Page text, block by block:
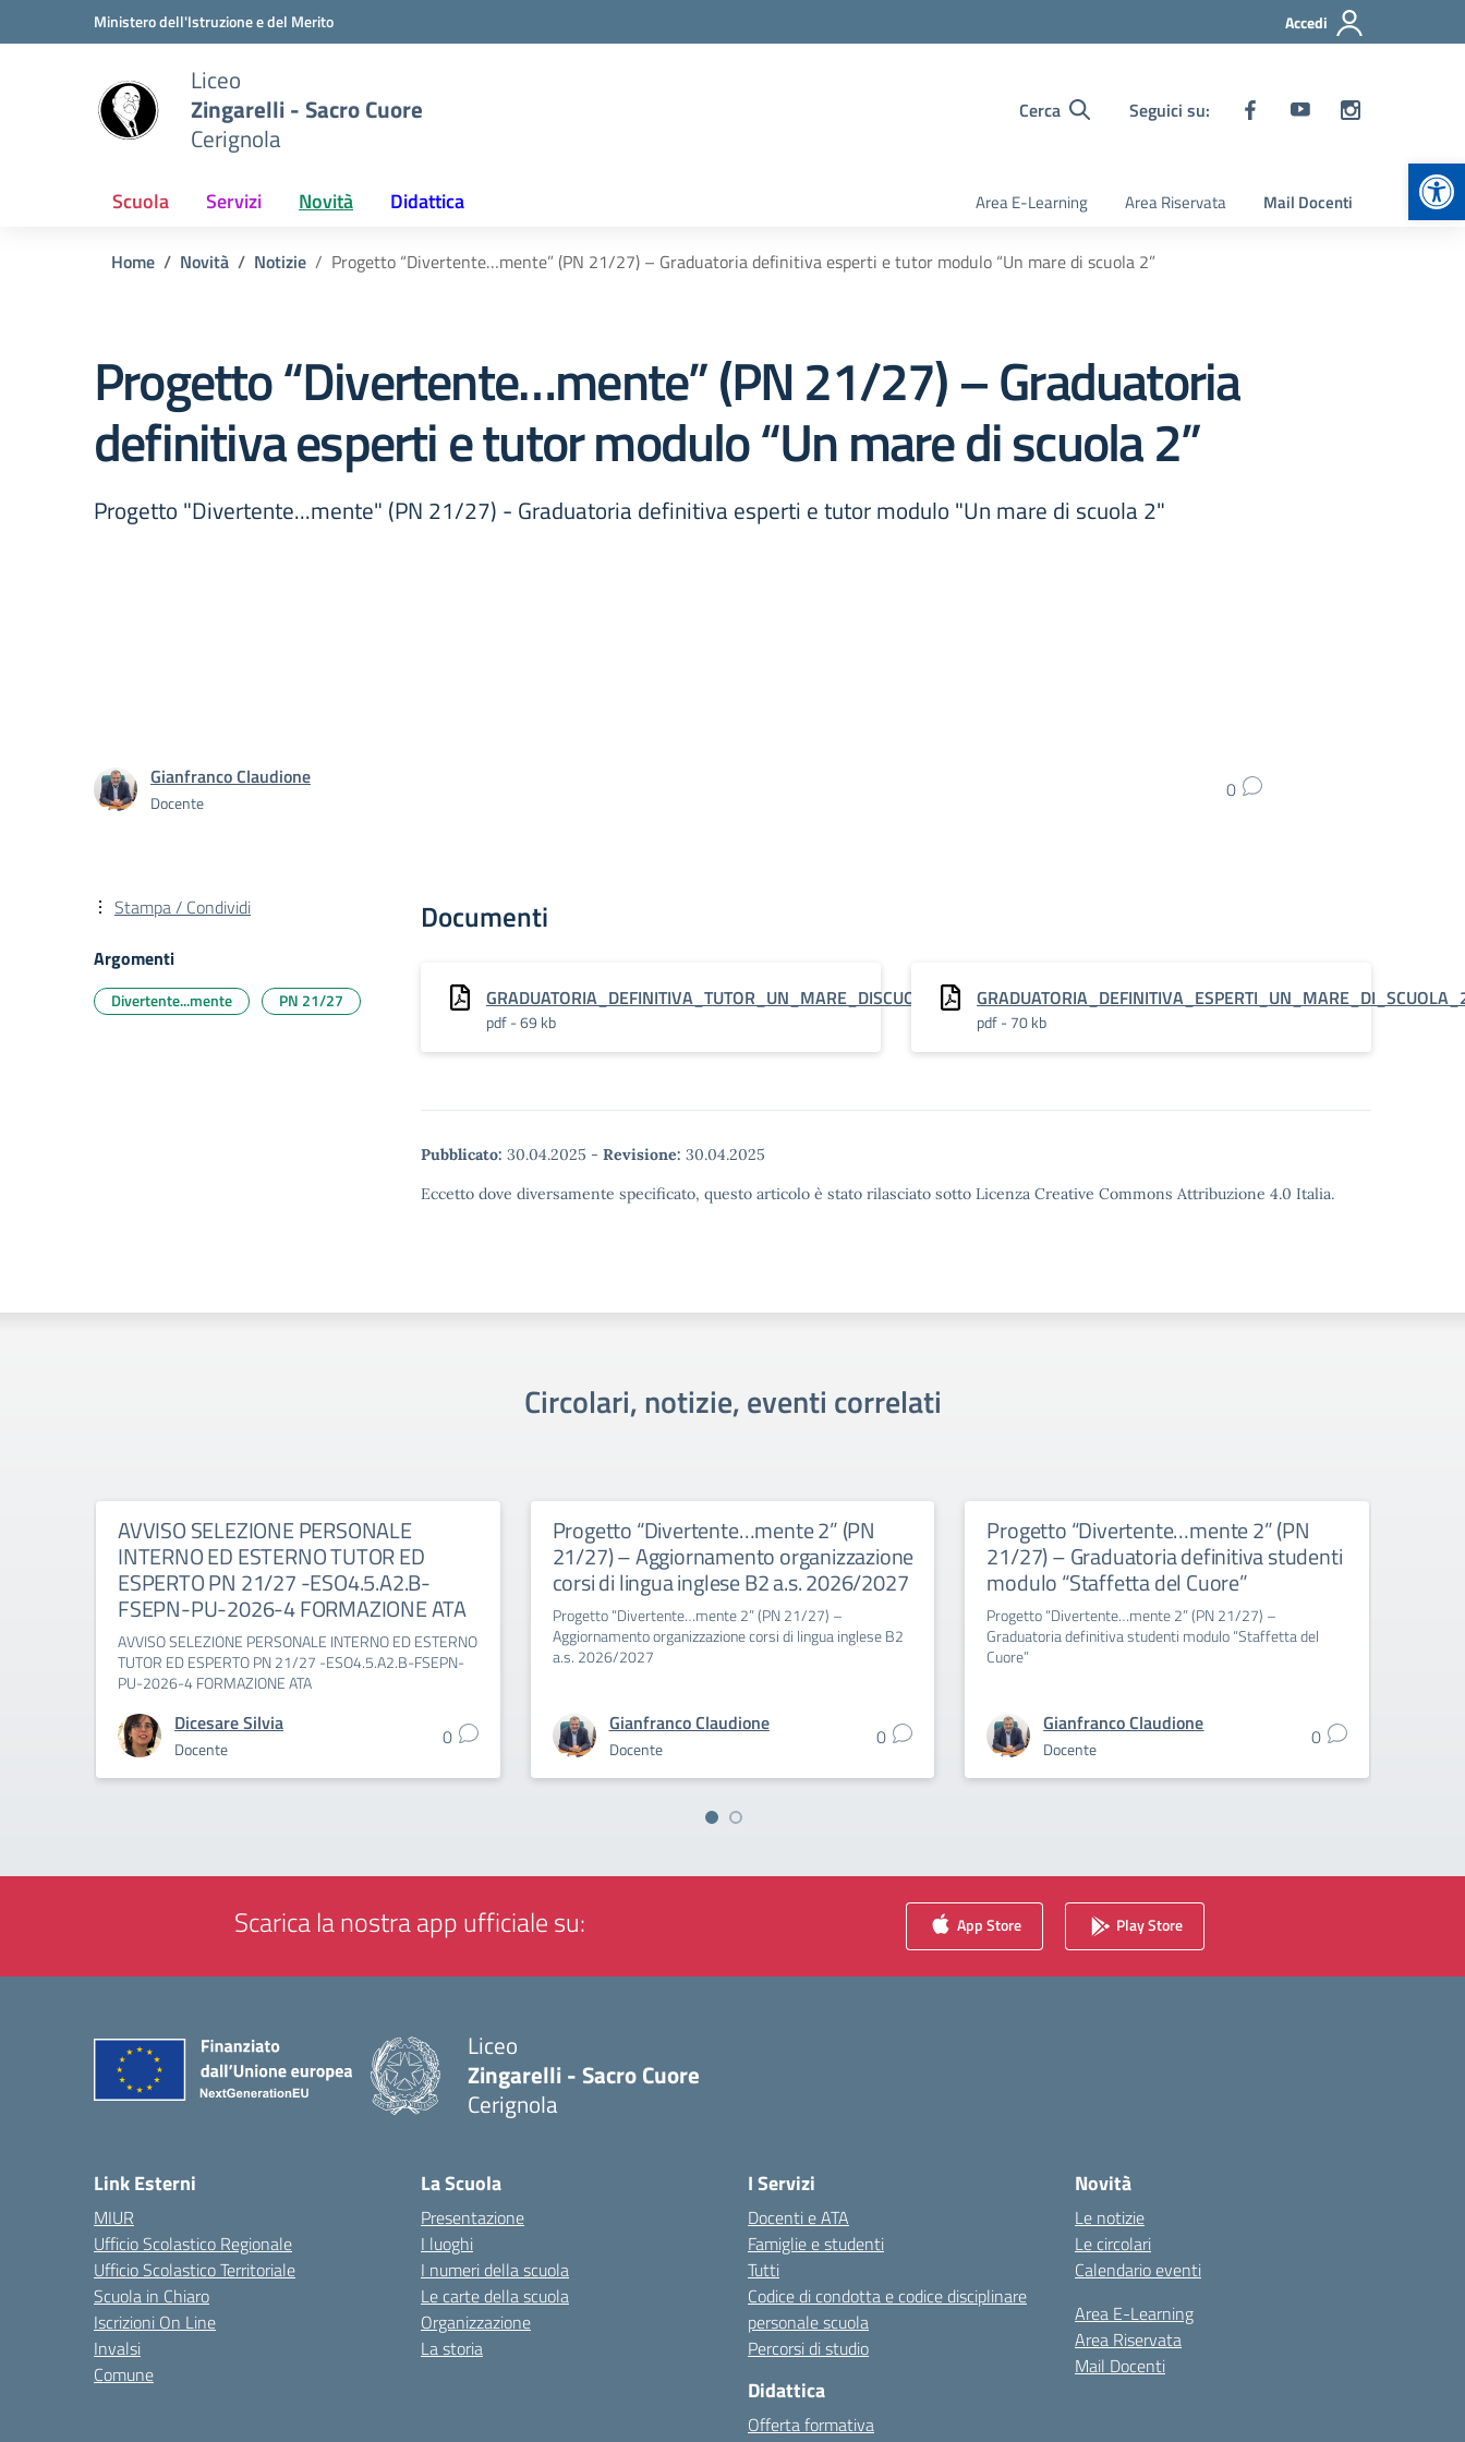
Vai ai contenuti
Vai al menu di navigazioneMinistero dell'Istruzione e del Merito Accedi
Liceo
Zingarelli - Sacro Cuore
Cerignola
Cerca Seguici su:
Scuola Servizi Novità Didattica Area E-Learning Area Riservata Mail Docenti
Home Novità Notizie Progetto “Divertente…mente” (PN 21/27) – Graduatoria definitiva esperti e tutor modulo “Un mare di scuola 2”
Progetto “Divertente…mente” (PN 21/27) – Graduatoria
definitiva esperti e tutor modulo “Un mare di scuola 2”
Progetto "Divertente...mente" (PN 21/27) - Graduatoria definitiva esperti e tutor modulo "Un mare di scuola 2"
Gianfranco Claudione
Docente 0
Documenti
GRADUATORIA_DEFINITIVA_TUTOR_UN_MARE_DISCUOLA_2
pdf - 69 kb pdf - 70 kb
Pubblicato: 30.04.2025 - Revisione: 30.04.2025
Eccetto dove diversamente specificato, questo articolo è stato rilasciato sotto Licenza Creative Commons Attribuzione 4.0 Italia.
Stampa / Condividi
Argomenti
Divertente...mente PN 21/27
Circolari, notizie, eventi correlati
AVVISO SELEZIONE PERSONALE
INTERNO ED ESTERNO TUTOR ED
ESPERTO PN 21/27 -ESO4.5.A2.B-
FSEPN-PU-2026-4 FORMAZIONE ATA
AVVISO SELEZIONE PERSONALE INTERNO ED ESTERNO
TUTOR ED ESPERTO PN 21/27 -ESO4.5.A2.B-FSEPN-
PU-2026-4 FORMAZIONE ATA
Dicesare Silvia
Docente 0
Progetto “Divertente…mente 2” (PN
21/27) – Aggiornamento organizzazione
corsi di lingua inglese B2 a.s. 2026/2027
Progetto “Divertente…mente 2” (PN 21/27) –
Aggiornamento organizzazione corsi di lingua inglese B2
a.s. 2026/2027
Gianfranco Claudione
Docente 0
Progetto “Divertente…mente 2” (PN
21/27) – Graduatoria definitiva studenti
modulo “Staffetta del Cuore”
Progetto “Divertente…mente 2” (PN 21/27) –
Graduatoria definitiva studenti modulo “Staffetta del
Cuore”
Gianfranco Claudione
Docente 0
Scarica la nostra app ufficiale su: App Store Play Store
Liceo
Zingarelli - Sacro Cuore
Cerignola
Link Esterni
MIUR
Ufficio Scolastico Regionale
Ufficio Scolastico Territoriale
Scuola in Chiaro
Iscrizioni On Line
Invalsi
Comune
La Scuola
Presentazione
I luoghi
I numeri della scuola
Le carte della scuola
Organizzazione
La storia
I Servizi
Docenti e ATA
Famiglie e studenti
Tutti
Codice di condotta e codice disciplinare
personale scuola
Percorsi di studio
Didattica
Offerta formativa
Novità
Le notizie
Le circolari
Calendario eventi
Area E-Learning
Area Riservata
Mail Docenti